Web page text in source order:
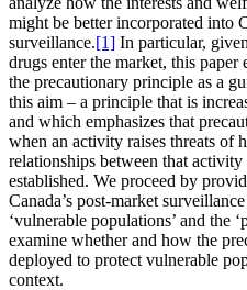
might be better incorporated into
surveillance.[1] In particular,
drugs enter the market, this
the precautionary principle as a
this aim – a principle that is
and which emphasizes that
when an activity raises threats of
relationships between that
established. We proceed by
Canada’s post-market
‘vulnerable populations’ and the
examine whether and how the
deployed to protect vulnerable
context.